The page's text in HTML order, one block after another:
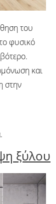
του
φυσικό
και
στην
ξύλου